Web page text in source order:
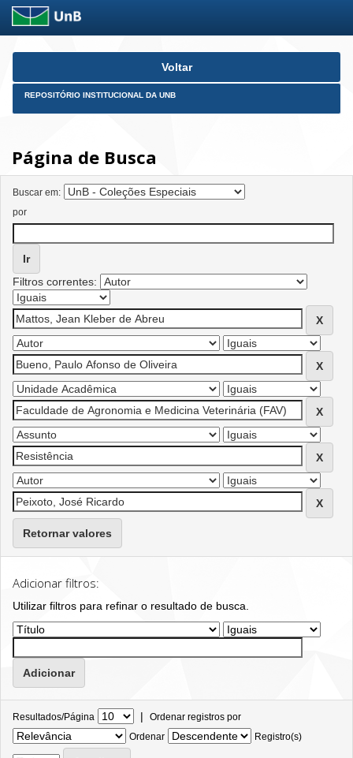
Skip
Voltar
REPOSITÓRIO INSTITUCIONAL DA UNB
Página de Busca
Buscar em:
por
Filtros correntes:
Retornar valores
Adicionar filtros:
Utilizar filtros para refinar o resultado de busca.
Resultados/Página | Ordenar registros por
Ordenar
Registro(s)